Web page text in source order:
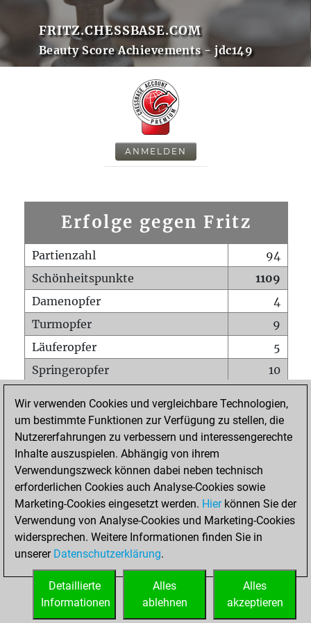
FRITZ.CHESSBASE.COM
Beauty Score Achievements - jdc149
ANMELDEN
Erfolge gegen Fritz
Partienzahl
94
Schönheitspunkte
1109
Damenopfer
4
Turmopfer
9
Läuferopfer
5
Springeropfer
10
Matt auf vollem Brett
0
Bauer setzt Matt
0
Erstickte Matts
Unterverwandlungen
Türme auf der siebten
1
STARTSEITE
Wir verwenden Cookies und vergleichbare Technologien,
um bestimmte Funktionen zur Verfügung zu stellen, die
Nutzererfahrungen zu verbessern und interessengerechte
Inhalte auszuspielen. Abhängig von ihrem
Verwendungszweck können dabei neben technisch
erforderlichen Cookies auch Analyse-Cookies sowie
Marketing-Cookies eingesetzt werden. Hierkönnen Sie der
Verwendung von Analyse-Cookies und Marketing-Cookies
widersprechen. Weitere Informationen finden Sie in
unserer Datenschutzerklärung.
Alles
akzeptieren
Alles
ablehnen
Detaillierte
Informationen